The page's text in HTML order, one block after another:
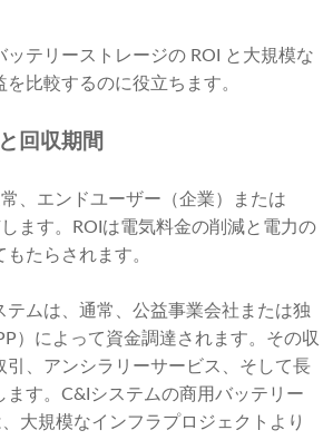
ッテリーストレージの ROI と大規模な
比較するのに役立ちます。
回収期間
、エンドユーザー（企業）または
ます。ROIは電気料金の削減と電力の
たらされます。
テムは、通常、公益事業会社または独
）によって資金調達されます。その収
引、アンシラリーサービス、そして長
ます。C&Iシステムの商用バッテリー
大規模なインフラプロジェクトより